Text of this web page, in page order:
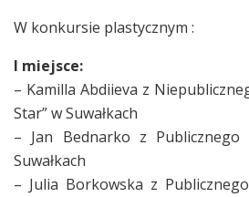
W konkursie plastycznym :
I miejsce:
– Kamilla Abdiieva z
Star” w Suwałkach
– Jan Bednarko z
Suwałkach
– Julia Borkowska z